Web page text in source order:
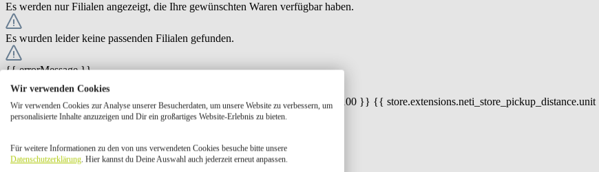
Es werden nur Filialen angezeigt, die Ihre gewünschten Waren verfügbar haben.
Es wurden leider keine passenden Filialen gefunden.
{{ errorMessage }}
{{ Math.round(store.extensions.neti_store_pickup_distance.distance * 100) / 100 }} {{
{{ store.label }}
Ausgewählt Auswählen Öffnungszeiten
Öffnungszeiten:
Wir verwenden Cookies
Wir verwenden Cookies zur Analyse unserer Besucherdaten, um unsere Website zu verbessern, um
personalisierte Inhalte anzuzeigen und Dir ein großartiges Website-Erlebnis zu bieten.
Für weitere Informationen zu den von uns verwendeten Cookies besuche bitte unsere
Datenschutzerklärung. Hier kannst du Deine Auswahl auch jederzeit erneut anpassen.